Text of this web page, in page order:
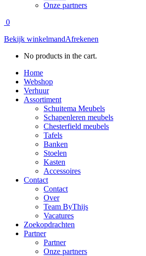
Onze partners
0
Bekijk winkelmandAfrekenen
No products in the cart.
Home
Webshop
Verhuur
Assortiment
Schuitema Meubels
Schapenleren meubels
Chesterfield meubels
Tafels
Banken
Stoelen
Kasten
Accessoires
Contact
Contact
Over
Team ByThijs
Vacatures
Zoekopdrachten
Partner
Partner
Onze partners